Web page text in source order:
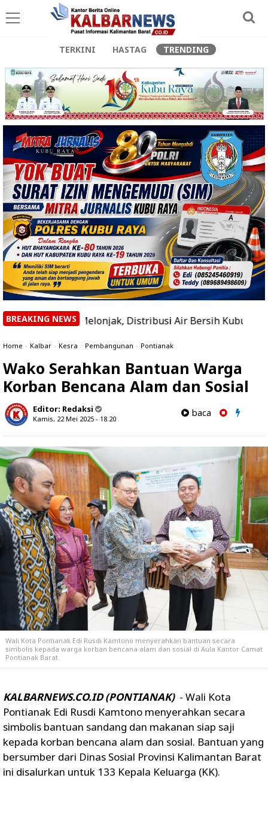
TERKINI HASTAG TRENDING
BREAKING NEWS
Melonjak, Distribusi Air Bersih Kubu Raya Terkendala
Home » Kalbar » Kesra » Pembangunan » Pontianak
Wako Serahkan Bantuan Warga
Korban Bencana Alam dan Sosial
Editor: Redaksi
Kamis, 22 Mei 2025 - 18.20
baca
Wali Kota Pontianak Edi Rusdi Kamtono menyerahkan bantuan secara
simbolis kepada warga korban bencana alam dan sosial di Aula Kantor Camat
Pontianak Barat.
KALBARNEWS.CO.ID (PONTIANAK) - Wali Kota
Pontianak Edi Rusdi Kamtono menyerahkan secara
simbolis bantuan sandang dan makanan siap saji
kepada korban bencana alam dan sosial. Bantuan yang
bersumber dari Dinas Sosial Provinsi Kalimantan Barat
ini disalurkan untuk 133 Kepala Keluarga (KK).